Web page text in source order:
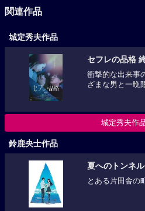
関連作品
城定秀夫作品
セフレの品格
衝撃的な出来事
ざまな男と一晩
城定秀夫作
鈴鹿央士作品
夏へのトンネ
とある片田舎の